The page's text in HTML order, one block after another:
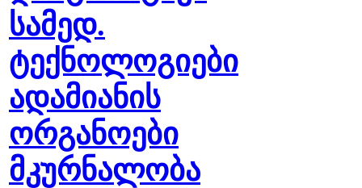
სამედ.
ტექნოლოგიები
ადამიანის
ორგანოები
მკურნალობა